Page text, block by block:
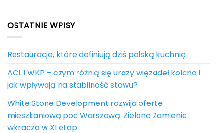
OSTATNIE WPISY
Restauracje, które definiują dziś polską kuchnię
ACL i WKP – czym różnią się urazy więzadeł kolana i
jak wpływają na stabilność stawu?
White Stone Development rozwija ofertę
mieszkaniową pod Warszawą. Zielone Zamienie
wkracza w XI etap